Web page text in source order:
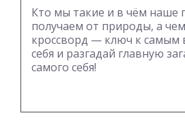
Кто мы такие и в чём наше
получаем от природы, а
кроссворд — ключ к
себя и разгадай главную
самого себя!